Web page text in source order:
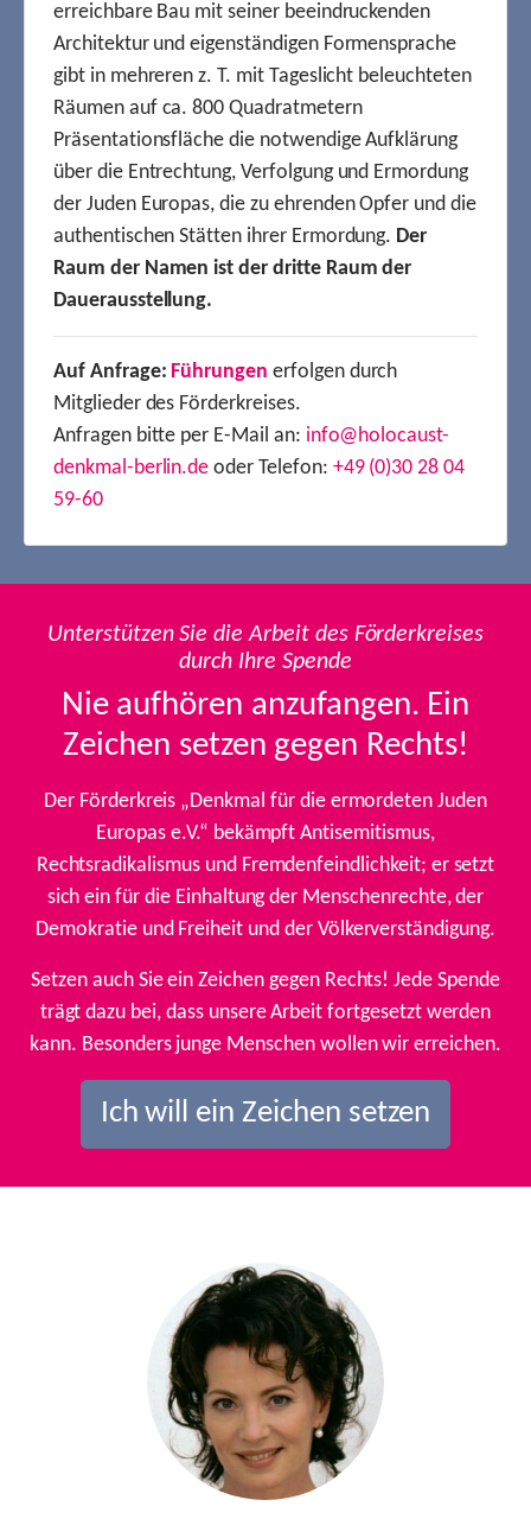
erreichbare Bau mit seiner beeindruckenden
Architektur und eigenständigen Formensprache
gibt in mehreren z. T. mit Tageslicht beleuchteten
Räumen auf ca. 800 Quadratmetern
Präsentationsfläche die notwendige Aufklärung
über die Entrechtung, Verfolgung und Ermordung
der Juden Europas, die zu ehrenden Opfer und die
authentischen Stätten ihrer Ermordung. Der
Raum der Namen ist der dritte Raum der
Dauerausstellung.
Auf Anfrage: Führungen erfolgen durch
Mitglieder des Förderkreises.
Anfragen bitte per E-Mail an: info@holocaust-
denkmal-berlin.de oder Telefon: +49 (0)30 28 04
59-60
Unterstützen Sie die Arbeit des Förderkreises
durch Ihre Spende
Nie aufhören anzufangen. Ein
Zeichen setzen gegen Rechts!
Der Förderkreis „Denkmal für die ermordeten Juden
Europas e.V.“ bekämpft Antisemitismus,
Rechtsradikalismus und Fremdenfeindlichkeit; er setzt
sich ein für die Einhaltung der Menschenrechte, der
Demokratie und Freiheit und der Völkerverständigung.
Setzen auch Sie ein Zeichen gegen Rechts! Jede Spende
trägt dazu bei, dass unsere Arbeit fortgesetzt werden
kann. Besonders junge Menschen wollen wir erreichen.
Ich will ein Zeichen setzen